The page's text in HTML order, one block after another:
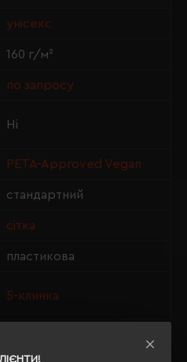
унісекс
160 г/м²
по запросу
Ні
PETA-Approved Vegan
стандартний
сітка
пластикова
5-клинка